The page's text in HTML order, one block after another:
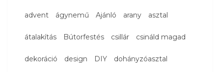
advent ágynemű Ajánló arany asztal
átalakítás Bútorfestés csillár csináld magad
dekoráció design DIY dohányzóasztal